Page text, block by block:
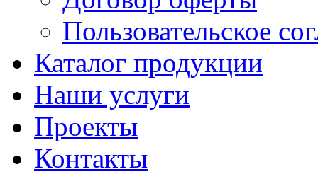
Пользовательское
Каталог продукции
Наши услуги
Проекты
Контакты